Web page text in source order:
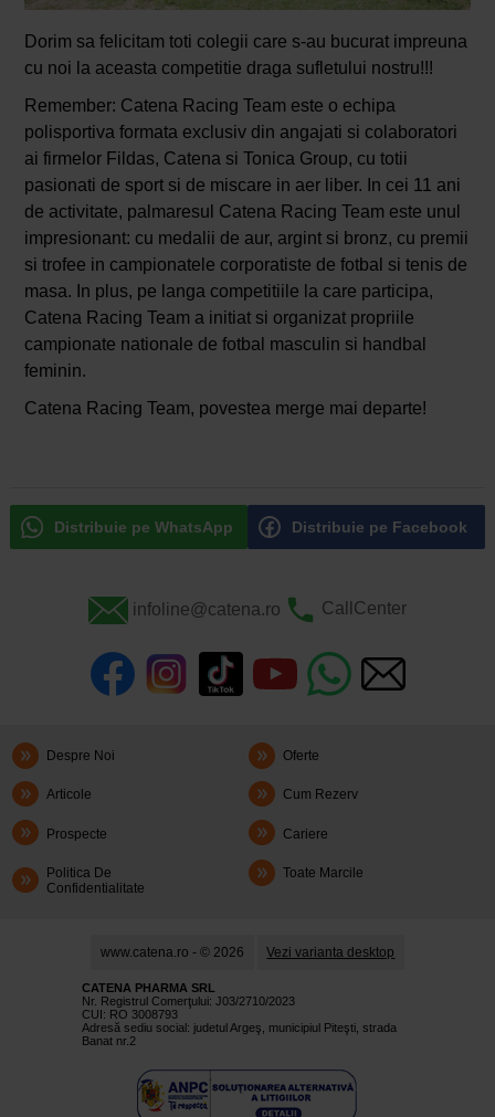
Dorim sa felicitam toti colegii care s-au bucurat impreuna
cu noi la aceasta competitie draga sufletului nostru!!!
Remember: Catena Racing Team este o echipa
polisportiva formata exclusiv din angajati si colaboratori
ai firmelor Fildas, Catena si Tonica Group, cu totii
pasionati de sport si de miscare in aer liber. In cei 11 ani
de activitate, palmaresul Catena Racing Team este unul
impresionant: cu medalii de aur, argint si bronz, cu premii
si trofee in campionatele corporatiste de fotbal si tenis de
masa. In plus, pe langa competitiile la care participa,
Catena Racing Team a initiat si organizat propriile
campionate nationale de fotbal masculin si handbal
feminin.
Catena Racing Team, povestea merge mai departe!
Distribuie pe WhatsApp Distribuie pe Facebook
infoline@catena.ro CallCenter
Despre Noi Oferte
Articole Cum Rezerv
Prospecte Cariere
Politica De
Confidentialitate
Toate Marcile
www.catena.ro - © 2026 Vezi varianta desktop
CATENA PHARMA SRL
Nr. Registrul Comerţului: J03/2710/2023
CUI: RO 3008793
Adresă sediu social: judetul Argeş, municipiul Piteşti, strada
Banat nr.2